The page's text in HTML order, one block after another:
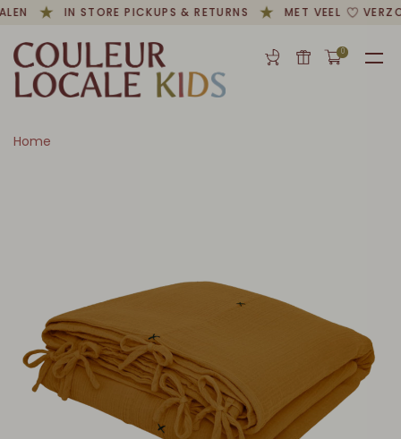
IN STORE PICKUPS & RETURNS MET VEEL
0
Home